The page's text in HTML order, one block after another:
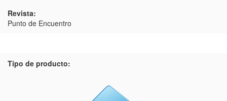
Revista:
Punto de Encuentro
Tipo de producto: